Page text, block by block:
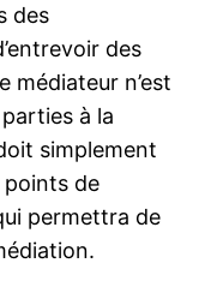
des
des
médiateur n’est
à la
simplement
points de
permettra de